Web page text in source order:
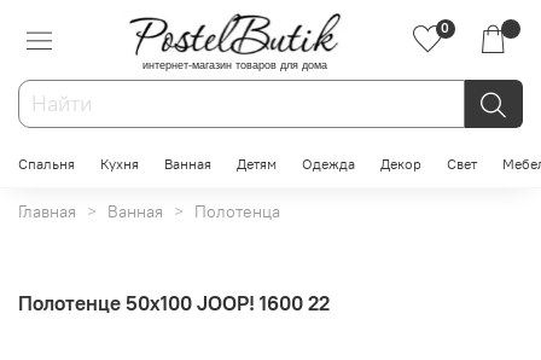
интернет-магазин товаров для дома
0
Спальня Кухня Ванная Детям Одежда Декор Свет
Главная Ванная Полотенца
Полотенце 50х100 JOOP! 1600 22